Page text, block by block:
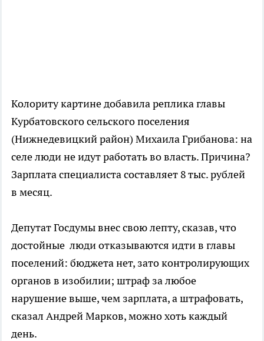
Колориту картине добавила реплика главы
Курбатовского сельского поселения
(Нижнедевицкий район) Михаила Грибанова: на
селе люди не идут работать во власть. Причина?
Зарплата специалиста составляет 8 тыс. рублей
в месяц.
Депутат Госдумы внес свою лепту, сказав, что
достойные люди отказываются идти в главы
поселений: бюджета нет, зато контролирующих
органов в изобилии; штраф за любое
нарушение выше, чем зарплата, а штрафовать,
сказал Андрей Марков, можно хоть каждый
день.